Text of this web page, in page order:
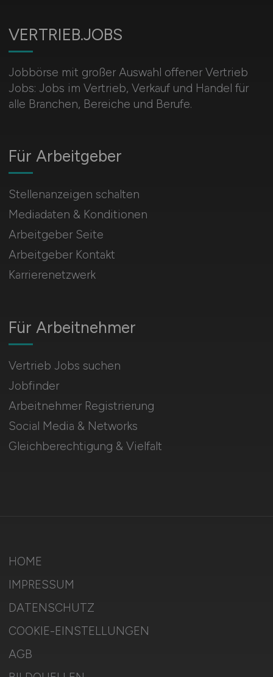
VERTRIEB.JOBS
Jobbörse mit großer Auswahl offener Vertrieb
Jobs: Jobs im Vertrieb, Verkauf und Handel für
alle Branchen, Bereiche und Berufe.
Für Arbeitnehmer
Vertrieb Jobs suchen
Jobfinder
Arbeitnehmer Registrierung
Social Media & Networks
Gleichberechtigung & Vielfalt
Für Arbeitgeber
Stellenanzeigen schalten
Mediadaten & Konditionen
Arbeitgeber Seite
Arbeitgeber Kontakt
Karrierenetzwerk
HOME
IMPRESSUM
DATENSCHUTZ
COOKIE-EINSTELLUNGEN
AGB